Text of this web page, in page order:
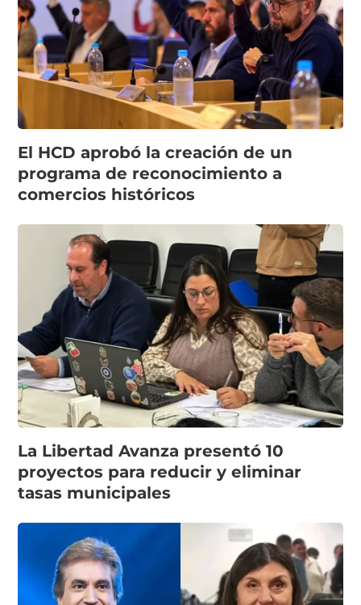
El HCD aprobó la creación de un
programa de reconocimiento a
comercios históricos
La Libertad Avanza presentó 10
proyectos para reducir y eliminar
tasas municipales